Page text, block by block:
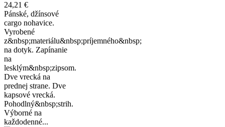
24,21 €
Pánské, džínsové
cargo nohavice.
Vyrobené
z&nbsp;materiálu&nbsp;príjemného&nbsp;
na dotyk. Zapínanie
na
lesklým&nbsp;zipsom.
Dve vrecká na
prednej strane. Dve
kapsové vrecká.
Pohodlný&nbsp;strih.
Výborné na
každodenné...